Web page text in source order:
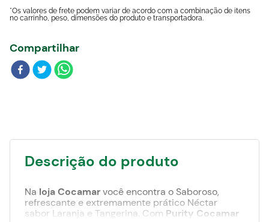
*Os valores de frete podem variar de acordo com a combinação de itens
no carrinho, peso, dimensões do produto e transportadora.
Compartilhar
Descrição do produto
Na loja Cocamarvocê encontra o Saboroso,
refrescante e extremamente prático Néctar
sabor Laranja e Tangerina. Com Purity Cocamar